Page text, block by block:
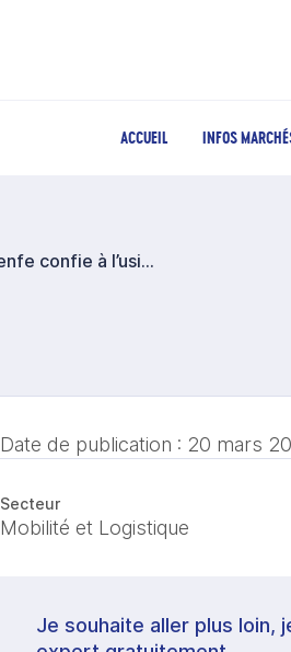
ACCUEIL INFOS
La Renfe confie à l’usine Stadler de Valence la fabrication de 12 locomotives pour le transport de marchandises
Date de publication : 20 mars
Secteur
Mobilité et Logistique
Je souhaite aller plus loin,